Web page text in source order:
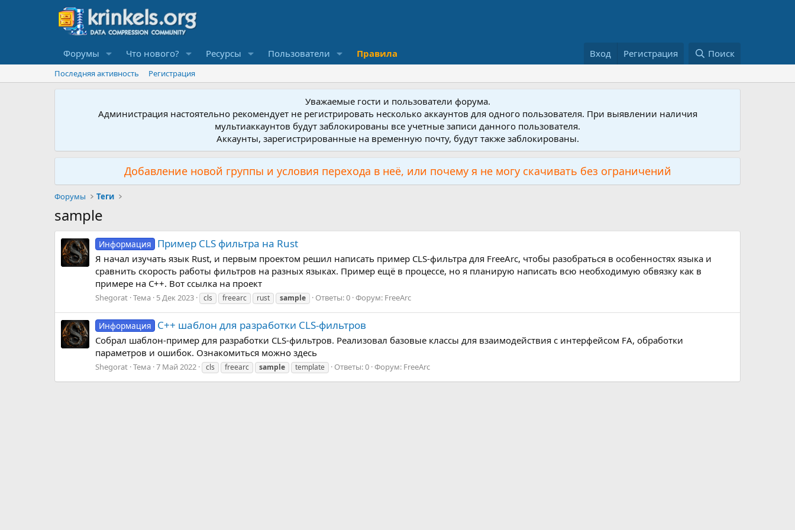
Форумы Что нового? Ресурсы Пользователи Правила Вход Регистрация Поиск
Последняя активность Регистрация
Уважаемые гости и пользователи форума.
Администрация настоятельно рекомендует не регистрировать несколько аккаунтов для одного пользователя. При выявлении наличия
мультиаккаунтов будут заблокированы все учетные записи данного пользователя.
Аккаунты, зарегистрированные на временную почту, будут также заблокированы.
Добавление новой группы и условия перехода в неё, или почему я не могу скачивать без ограничений
Форумы Теги
sample
Информация Пример CLS фильтра на Rust
Я начал изучать язык Rust, и первым проектом решил написать пример CLS-фильтра для FreeArc, чтобы разобраться в особенностях языка и
сравнить скорость работы фильтров на разных языках. Пример ещё в процессе, но я планирую написать всю необходимую обвязку как в
примере на C++. Вот ссылка на проект
Shegorat Тема 5 Дек 2023 cls freearc rust sample Ответы: 0 Форум: FreeArc
Информация С++ шаблон для разработки CLS-фильтров
Собрал шаблон-пример для разработки CLS-фильтров. Реализовал базовые классы для взаимодействия с интерфейсом FA, обработки
параметров и ошибок. Ознакомиться можно здесь
Shegorat Тема 7 Май 2022 cls freearc sample template Ответы: 0 Форум: FreeArc